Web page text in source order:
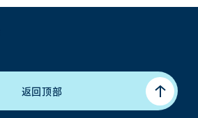
返回顶部